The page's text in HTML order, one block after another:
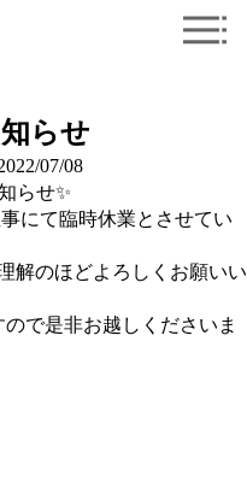
らせ
07/08
らせ✨
にて臨時休業とさせてい
解のほどよろしくお願いい
で是非お越しくださいま